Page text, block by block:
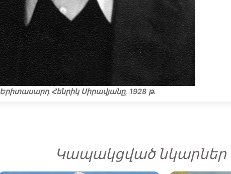
Երիտասարդ Հենրիկ Սիրավյանը, 1928 թ․
Կապակցված նկարներ